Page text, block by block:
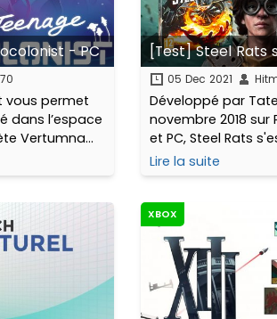
- PC
vous permet
dans l’espace
Vertumna...
[Test] Steel Rats
05 Dec 2021
Développé par
novembre 2018 sur
et PC, Steel Rats
l'éditeur français
édition physique
Lire la suite
XBOX